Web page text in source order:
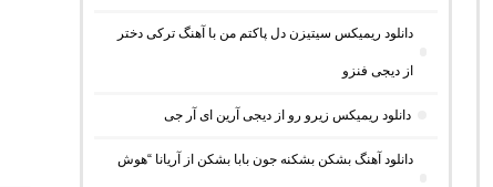
دانلود ریمیکس سیتیزن دل پاکتم من با آهنگ ترکی دختر
از دیجی فنزو
دانلود ریمیکس زیرو رو از دیجی آرین ای آر جی
دانلود آهنگ بشکن بشکنه جون بابا بشکن از آریانا “هوش